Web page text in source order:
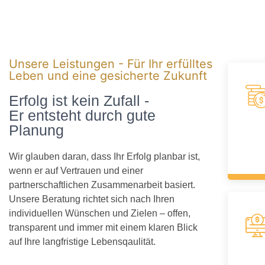
Unsere Leistungen - Für Ihr erfülltes
Leben und eine gesicherte Zukunft
Erfolg ist kein Zufall -
Er entsteht durch gute
Planung
Wir glauben daran, dass Ihr Erfolg planbar ist,
wenn er auf Vertrauen und einer
partnerschaftlichen Zusammenarbeit basiert.
Unsere Beratung richtet sich nach Ihren
individuellen Wünschen und Zielen – offen,
transparent und immer mit einem klaren Blick
auf Ihre langfristige Lebensqaulität.